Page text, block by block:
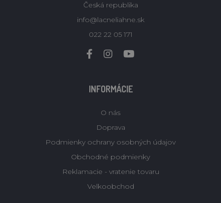
Česká republika
info@lacneliahne.sk
022 22 05 171
INFORMÁCIE
O nás
Doprava
Podmienky ochrany osobných údajov
Obchodné podmienky
Reklamacie - vratenie tovaru
Velkoobchod